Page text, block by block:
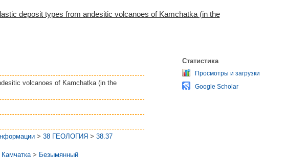
deposit types from andesitic volcanoes of Kamchatka (in the
volcanoes of Kamchatka (in the
> 38 ГЕОЛОГИЯ > 38.37
Камчатка > Безымянный
Статистика
Просмотры и загрузки
Google Scholar